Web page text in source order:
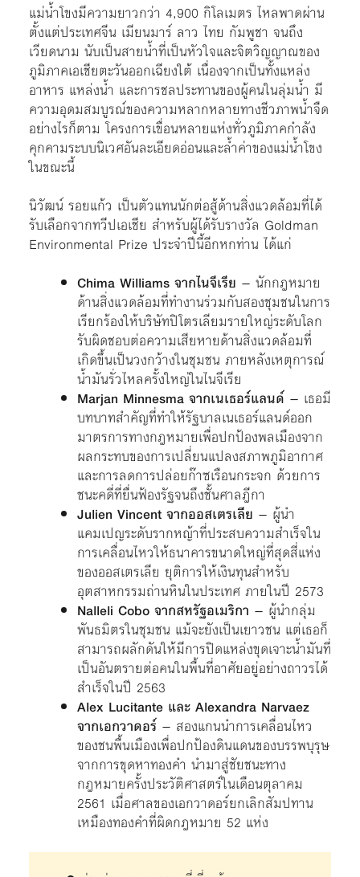
แม่น้ำโขงมีความยาวกว่า 4,900 กิโลเมตร ไหลพาดผ่าน
ตั้งแต่ประเทศจีน เมียนมาร์ ลาว ไทย กัมพูชา จนถึง
เวียดนาม นับเป็นสายน้ำที่เป็นหัวใจและจิตวิญญาณของ
ภูมิภาคเอเชียตะวันออกเฉียงใต้ เนื่องจากเป็นทั้งแหล่ง
อาหาร แหล่งน้ำ และการชลประทานของผู้คนในลุ่มน้ำ มี
ความอุดมสมบูรณ์ของความหลากหลายทางชีวภาพน้ำจืด
อย่างไรก็ตาม โครงการเขื่อนหลายแห่งทั่วภูมิภาคกำลัง
คุกคามระบบนิเวศอันละเอียดอ่อนและล้ำค่าของแม่น้ำโขง
ในขณะนี้
นิวัฒน์ รอยแก้ว เป็นตัวแทนนักต่อสู้ด้านสิ่งแวดล้อมที่ได้
รับเลือกจากทวีปเอเชีย สำหรับผู้ได้รับรางวัล Goldman
Environmental Prize ประจำปีนี้อีกหกท่าน ได้แก่
Chima Williams จากไนจีเรีย – นักกฎหมาย
ด้านสิ่งแวดล้อมที่ทำงานร่วมกับสองชุมชนในการ
เรียกร้องให้บริษัทปิโตรเลียมรายใหญ่ระดับโลก
รับผิดชอบต่อความเสียหายด้านสิ่งแวดล้อมที่
เกิดขึ้นเป็นวงกว้างในชุมชน ภายหลังเหตุการณ์
น้ำมันรั่วไหลครั้งใหญ่ในไนจีเรีย
Marjan Minnesma จากเนเธอร์แลนด์– เธอมี
บทบาทสำคัญที่ทำให้รัฐบาลเนเธอร์แลนด์ออก
มาตรการทางกฎหมายเพื่อปกป้องพลเมืองจาก
ผลกระทบของการเปลี่ยนแปลงสภาพภูมิอากาศ
และการลดการปล่อยก๊าซเรือนกระจก ด้วยการ
ชนะคดี่ที่ยื่นฟ้องรัฐจนถึงชั้นศาลฎีกา
Julien Vincent จากออสเตรเลีย – ผู้นำ
แคมเปญระดับรากหญ้าที่ประสบความสำเร็จใน
การเคลื่อนไหวให้ธนาคารขนาดใหญ่ที่สุดสี่แห่ง
ของออสเตรเลีย ยุติการให้เงินทุนสำหรับ
อุตสาหกรรมถ่านหินในประเทศ ภายในปี 2573
Nalleli Cobo จากสหรัฐอเมริกา – ผู้นำกลุ่ม
พันธมิตรในชุมชน แม้จะยังเป็นเยาวชน แต่เธอก็
สามารถผลักดันให้มีการปิดแหล่งขุดเจาะน้ำมันที่
เป็นอันตรายต่อคนในพื้นที่อาศัยอยู่อย่างถาวรได้
สำเร็จในปี 2563
Alex Lucitante และ Alexandra Narvaez
จากเอกวาดอร์– สองแกนนำการเคลื่อนไหว
ของชนพื้นเมืองเพื่อปกป้องดินแดนของบรรพบุรุษ
จากการขุดหาทองคำ นำมาสู่ชัยชนะทาง
กฎหมายครั้งประวัติศาสตร์ในเดือนตุลาคม
2561 เมื่อศาลของเอกวาดอร์ยกเลิกสัมปทาน
เหมืองทองคำที่ผิดกฎหมาย 52 แห่ง